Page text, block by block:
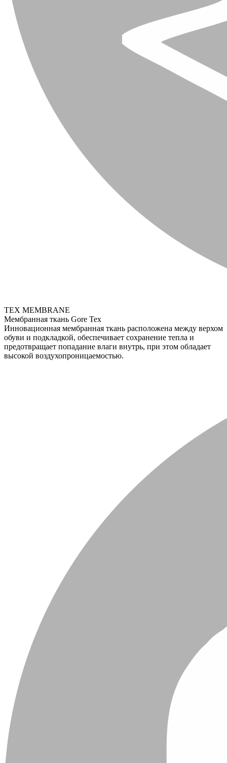
TEX MEMBRANE
Мембранная ткань Gore Tex
Инновационная мембранная ткань расположена между верхом
обуви и подкладкой, обеспечивает сохранение тепла и
предотвращает попадание влаги внутрь, при этом обладает
высокой воздухопроницаемостью.